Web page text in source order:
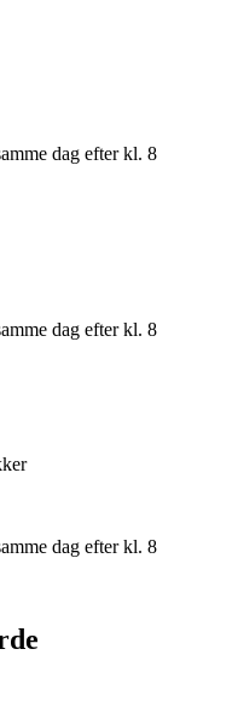
dag efter kl. 8
dag efter kl. 8
dag efter kl. 8